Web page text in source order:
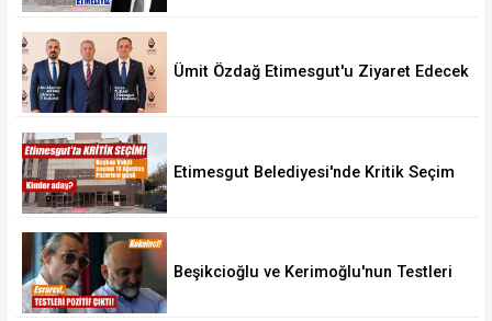
Ümit Özdağ Etimesgut'u Ziyaret Edecek
Etimesgut Belediyesi'nde Kritik Seçim
Beşikcioğlu ve Kerimoğlu'nun Testleri